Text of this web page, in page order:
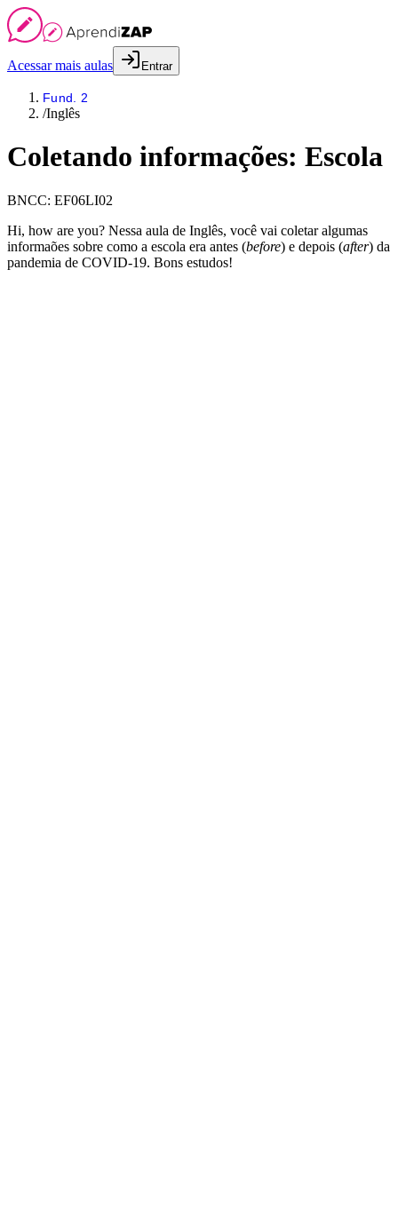
Acessar mais aulas Entrar
Fund. 2
/Inglês
Coletando informações: Escola
BNCC: EF06LI02
Hi, how are you? Nessa aula de Inglês, você vai coletar algumas
informaões sobre como a escola era antes (before) e depois (after) da
pandemia de COVID-19. Bons estudos!